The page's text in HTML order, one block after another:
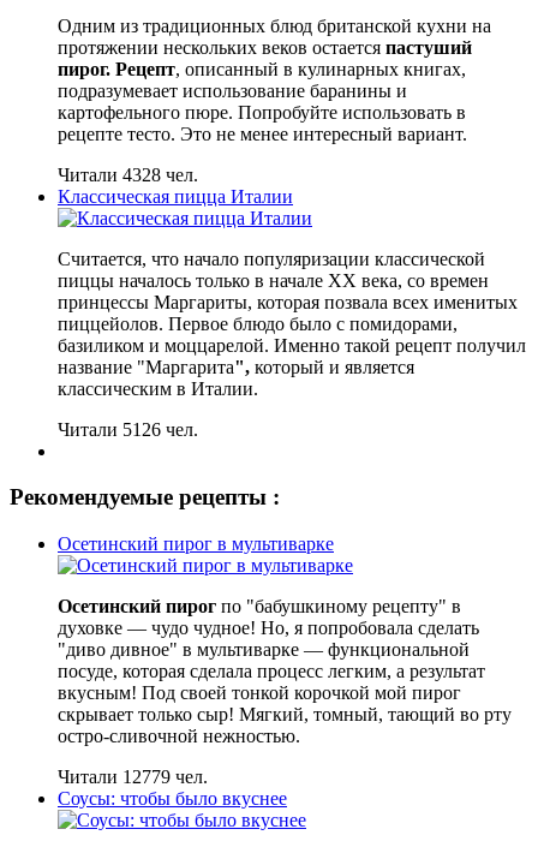
Одним из традиционных блюд британской кухни на
протяжении нескольких веков остается пастуший
пирог. Рецепт, описанный в кулинарных книгах,
подразумевает использование баранины и
картофельного пюре. Попробуйте использовать в
рецепте тесто. Это не менее интересный вариант.
Читали 4328 чел.
Классическая пицца Италии
Считается, что начало популяризации классической
пиццы началось только в начале XX века, со времен
принцессы Маргариты, которая позвала всех именитых
пиццейолов. Первое блюдо было с помидорами,
базиликом и моццарелой. Именно такой рецепт получил
название "Маргарита", который и является
классическим в Италии.
Читали 5126 чел.
Рекомендуемые рецепты :
Осетинский пирог в мультиварке
Осетинский пирог по "бабушкиному рецепту" в
духовке — чудо чудное! Но, я попробовала сделать
"диво дивное" в мультиварке — функциональной
посуде, которая сделала процесс легким, а результат
вкусным! Под своей тонкой корочкой мой пирог
скрывает только сыр! Мягкий, томный, тающий во рту
остро-сливочной нежностью.
Читали 12779 чел.
Соусы: чтобы было вкуснее